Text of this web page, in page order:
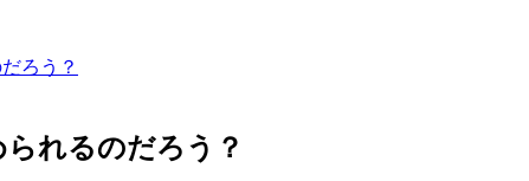
ろう？
れるのだろう？